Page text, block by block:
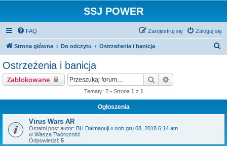
SSJ POWER
FAQ Zaloguj się
Zarejestruj się
Strona główna Do odczytu Ostrzeżenia i banicja
Ostrzeżenia i banicja
Zablokowane Szukaj
Tematy: 7 • Strona 1 z 1
Ogłoszenia
Virus Wars AR
Ostatni post autor: BH Daimaouji « sob gru 08, 2018 6:14 am
w Wasza Twórczość
Odpowiedzi: 5